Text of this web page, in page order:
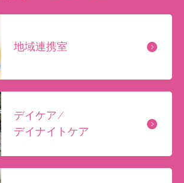
地域連携室
デイケア ⁄
デイナイトケア